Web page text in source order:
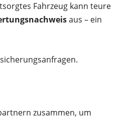
Fahrzeug kann teure
aus – ein
zusammen, um